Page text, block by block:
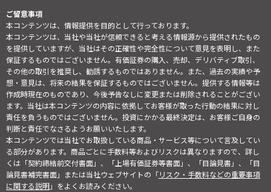
ご留意事項
本コンテンツは、情報提供を目的として行っております。
本コンテンツは、当社や当社が信頼できると考える情報源から提供されたもの
を提供していますが、当社はその正確性や完全性について意見を表明し、また
保証するものではございません。有価証券の購入、売却、デリバティブ取引、
その他の取引を推奨し、勧誘するものではありません。また、過去の実績や予
想・意見は、将来の結果を保証するものではございません。提供する情報等は
作成時現在のものであり、今後予告なしに変更または削除されることがござい
ます。当社は本コンテンツの内容に依拠してお客様が取った行動の結果に対し
責任を負うものではございません。投資にかかる最終決定は、お客様ご自身の
判断と責任でなさるようお願いいたします。
本コンテンツでは当社でお取扱している商品・サービス等について言及してい
る部分があります。商品ごとに手数料等およびリスクは異なりますので、詳し
くは「契約締結前交付書面」、「上場有価証券等書面」、「目論見書」、「目
論見書補完書面」または当社ウェブサイトの「リスク・手数料などの重要事項
に関する説明」をよくお読みください。